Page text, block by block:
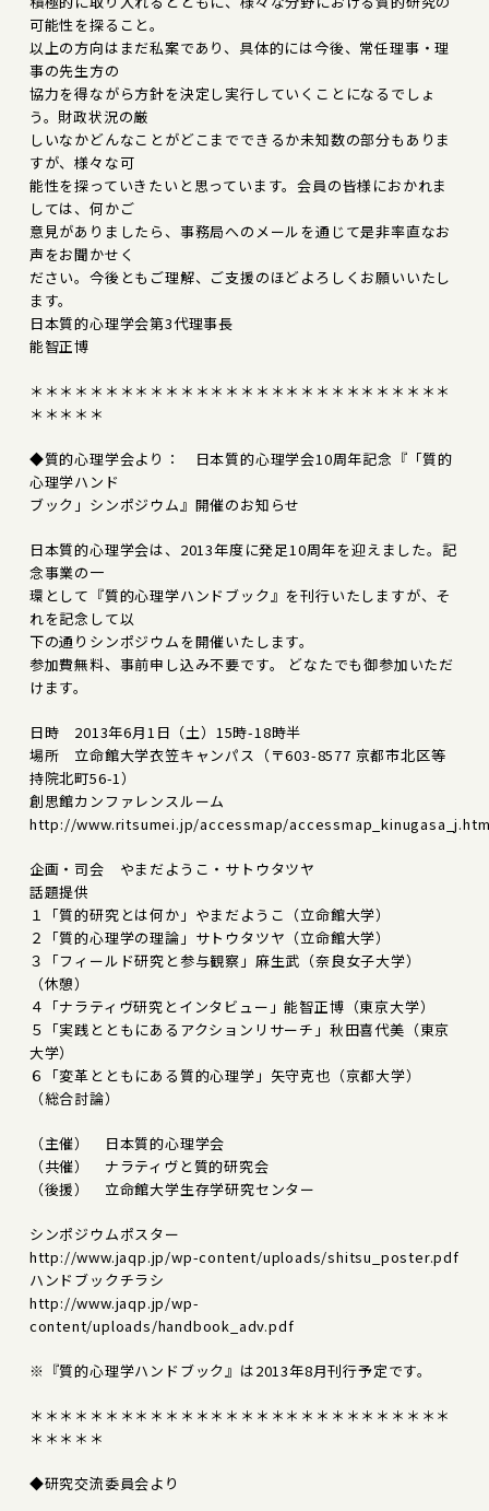
可能性を探ること。
以上の方向はまだ私案であり、具体的には今後、常任理事・理
事の先生方の
協力を得ながら方針を決定し実行していくことになるでしょ
う。財政状況の厳
しいなかどんなことがどこまでできるか未知数の部分もありま
すが、様々な可
能性を探っていきたいと思っています。会員の皆様におかれま
しては、何かご
意見がありましたら、事務局へのメールを通じて是非率直なお
声をお聞かせく
ださい。今後ともご理解、ご支援のほどよろしくお願いいたし
ます。
日本質的心理学会第3代理事長
能智正博
＊＊＊＊＊＊＊＊＊＊＊＊＊＊＊＊＊＊＊＊＊＊＊＊＊＊＊＊
＊＊＊＊＊
◆質的心理学会より： 日本質的心理学会10周年記念『「質的
心理学ハンド
ブック」シンポジウム』開催のお知らせ
日本質的心理学会は、2013年度に発足10周年を迎えました。記
念事業の一
環として『質的心理学ハンドブック』を刊行いたしますが、そ
れを記念して以
下の通りシンポジウムを開催いたします。
参加費無料、事前申し込み不要です。 どなたでも御参加いただ
けます。
日時 2013年6月1日（土）15時-18時半
場所 立命館大学衣笠キャンパス（〒603-8577 京都市北区等
持院北町56-1）
創思館カンファレンスルーム
http://www.ritsumei.jp/accessmap/
企画・司会 やまだようこ・サトウタツヤ
話題提供
１「質的研究とは何か」やまだようこ（立命館大学）
２「質的心理学の理論」サトウタツヤ（立命館大学）
３「フィールド研究と参与観察」麻生武（奈良女子大学）
（休憩）
４「ナラティヴ研究とインタビュー」能智正博（東京大学）
５「実践とともにあるアクションリサーチ」秋田喜代美（東京
大学）
６「変革とともにある質的心理学」矢守克也（京都大学）
（総合討論）
（主催） 日本質的心理学会
（共催） ナラティヴと質的研究会
（後援） 立命館大学生存学研究センター
シンポジウムポスター
http://www.jaqp.jp/wp-content/uploads/shitsu_poster.pdf
ハンドブックチラシ
http://www.jaqp.jp/wp-
content/uploads/handbook_adv.pdf
※『質的心理学ハンドブック』は2013年8月刊行予定です。
＊＊＊＊＊＊＊＊＊＊＊＊＊＊＊＊＊＊＊＊＊＊＊＊＊＊＊＊
＊＊＊＊＊
◆研究交流委員会より